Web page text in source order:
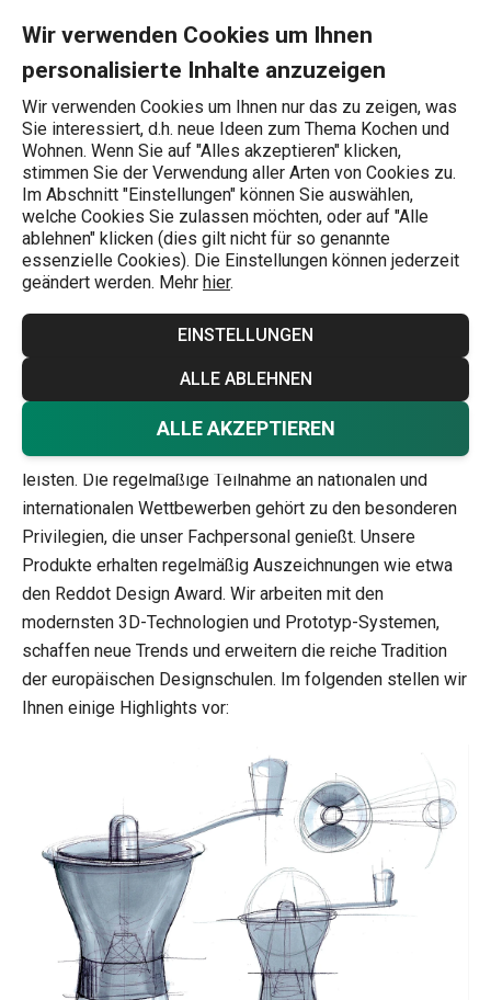
Wir verwenden Cookies um Ihnen
personalisierte Inhalte anzuzeigen
Wir verwenden Cookies um Ihnen nur das zu zeigen, was
Sie interessiert, d.h. neue Ideen zum Thema Kochen und
Wohnen. Wenn Sie auf "Alles akzeptieren" klicken,
stimmen Sie der Verwendung aller Arten von Cookies zu.
Im Abschnitt "Einstellungen" können Sie auswählen,
welche Cookies Sie zulassen möchten, oder auf "Alle
ablehnen" klicken (dies gilt nicht für so genannte
essenzielle Cookies). Die Einstellungen können jederzeit
geändert werden. Mehr hier.
EINSTELLUNGEN
ALLE ABLEHNEN
ALLE AKZEPTIEREN
Wonach suchen Sie?
Startseite
Designed by
tescoma
Alle Tescoma Markenprodukte entstehen in unserem
Tescoma Design Zentrum
aus einem festen Kader aus erfahrenen Designern, die
seit Jahren für uns arbeiten und in der Entwicklung und der
Konzeption der Küchengeräte den entscheidenden Beitrag
leisten. Die regelmäßige Teilnahme an nationalen und
internationalen Wettbewerben gehört zu den besonderen
Privilegien, die unser Fachpersonal genießt. Unsere
Produkte erhalten regelmäßig Auszeichnungen wie etwa
den Reddot Design Award. Wir arbeiten mit den
modernsten 3D-Technologien und Prototyp-Systemen,
schaffen neue Trends und erweitern die reiche Tradition
der europäischen Designschulen. Im folgenden stellen wir
Ihnen einige Highlights vor: